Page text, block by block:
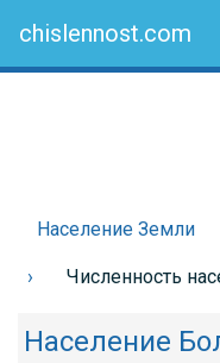
chislennost.com
Население Земли
Численность
Население